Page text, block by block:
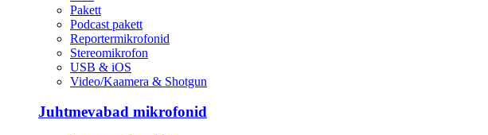
Pakett
Podcast pakett
Reportermikrofonid
Stereomikrofon
USB & iOS
Video/Kaamera & Shotgun
Juhtmevabad mikrofonid